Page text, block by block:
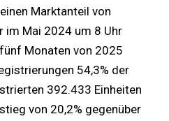
Marktanteil von
im Mai 2024 um 8 Uhr
Monaten von 2025
54,3% der
392.433 Einheiten
von 20,2% gegenüber